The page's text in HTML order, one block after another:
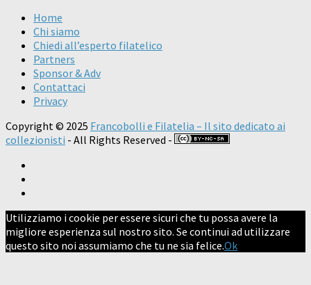
Home
Chi siamo
Chiedi all’esperto filatelico
Partners
Sponsor & Adv
Contattaci
Privacy
Copyright © 2025 Francobolli e Filatelia – Il sito dedicato ai
collezionisti - All Rights Reserved -
Utilizziamo i cookie per essere sicuri che tu possa avere la
migliore esperienza sul nostro sito. Se continui ad utilizzare
questo sito noi assumiamo che tu ne sia felice.Ok